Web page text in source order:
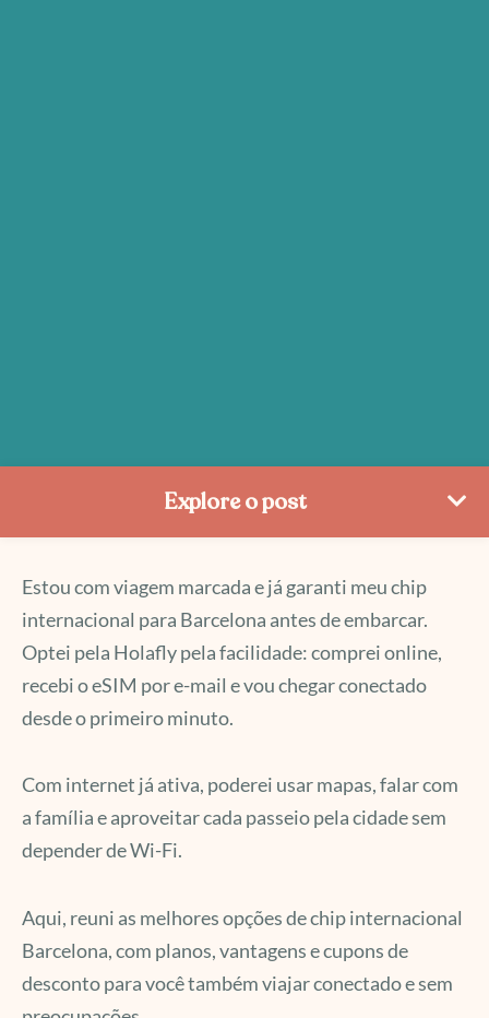
Explore o post
Estou com viagem marcada e já garanti meu chip
internacional para Barcelona antes de embarcar.
Optei pela Holafly pela facilidade: comprei online,
recebi o eSIM por e-mail e vou chegar conectado
desde o primeiro minuto.
Com internet já ativa, poderei usar mapas, falar com
a família e aproveitar cada passeio pela cidade sem
depender de Wi-Fi.
Aqui, reuni as melhores opções de chip internacional
Barcelona, com planos, vantagens e cupons de
desconto para você também viajar conectado e sem